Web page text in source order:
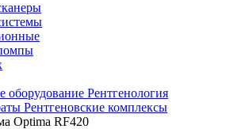
оборудование Рентгенология
Рентгеновские комплексы
Optima RF420